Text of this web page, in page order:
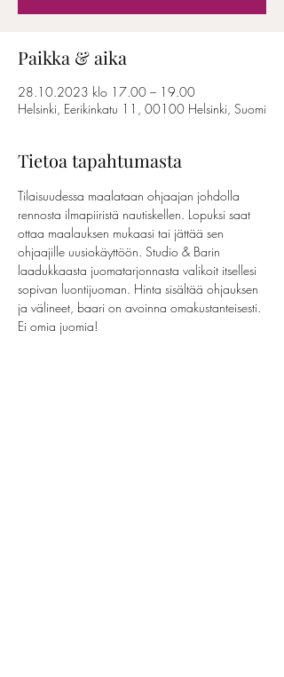
Paikka & aika
28.10.2023 klo 17.00 – 19.00
Helsinki, Eerikinkatu 11, 00100 Helsinki, Suomi
Tietoa tapahtumasta
Tilaisuudessa maalataan ohjaajan johdolla
rennosta ilmapiiristä nautiskellen. Lopuksi saat
ottaa maalauksen mukaasi tai jättää sen
ohjaajille uusiokäyttöön. Studio & Barin
laadukkaasta juomatarjonnasta valikoit itsellesi
sopivan luontijuoman. Hinta sisältää ohjauksen
ja välineet, baari on avoinna omakustanteisesti.
Ei omia juomia!